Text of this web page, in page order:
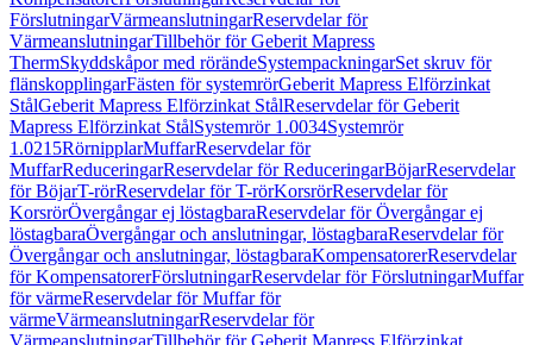
FörslutningarVärmeanslutningarReservdelar för
VärmeanslutningarTillbehör för Geberit Mapress
ThermSkyddskåpor med rörändeSystempackningarSet skruv för
flänskopplingarFästen för systemrörGeberit Mapress Elförzinkat
StålGeberit Mapress Elförzinkat StålReservdelar för Geberit
Mapress Elförzinkat StålSystemrör 1.0034Systemrör
1.0215RörnipplarMuffarReservdelar för
MuffarReduceringarReservdelar för ReduceringarBöjarReservdelar
för BöjarT-rörReservdelar för T-rörKorsrörReservdelar för
KorsrörÖvergångar ej löstagbaraReservdelar för Övergångar ej
löstagbaraÖvergångar och anslutningar, löstagbaraReservdelar för
Övergångar och anslutningar, löstagbaraKompensatorerReservdelar
för KompensatorerFörslutningarReservdelar för FörslutningarMuffar
för värmeReservdelar för Muffar för
värmeVärmeanslutningarReservdelar för
VärmeanslutningarTillbehör för Geberit Mapress Elförzinkat